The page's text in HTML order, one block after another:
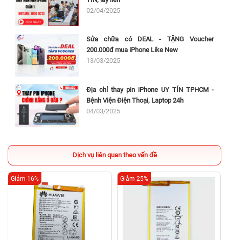
02/04/2025
Sửa chữa có DEAL - TẶNG Voucher
200.000đ mua iPhone Like New
13/03/2025
Địa chỉ thay pin iPhone UY TÍN TPHCM -
Bệnh Viện Điện Thoại, Laptop 24h
04/03/2025
Dịch vụ liên quan theo vấn đề
Giảm 16% Giảm 25%